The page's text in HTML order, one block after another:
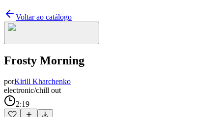
Voltar ao catálogo
Frosty Morning
porKirill Kharchenko
electronic/chill out
2:19